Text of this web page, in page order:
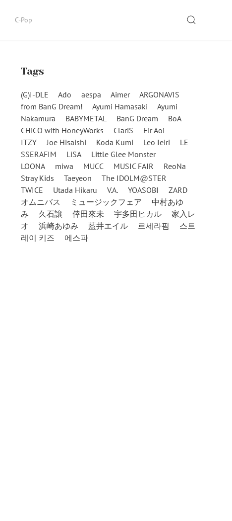
C-Pop SEARCH
Tags
(G)I-DLE Ado aespa Aimer
ARGONAVIS
from BanG Dream!
Ayumi Hamasaki
Ayumi
Nakamura
BABYMETAL BanG Dream
BoA
CHiCO with HoneyWorks
ClariS
Eir Aoi
ITZY
Joe Hisaishi Koda Kumi Leo Ieiri
LE
SSERAFIM
LiSA
Little Glee Monster
LOONA
miwa MUCC MUSIC FAIR
ReoNa
Stray Kids
Taeyeon
The IDOLM@STER
TWICE
Utada Hikaru V.A. YOASOBI
ZARD
オムニバス
ミュージックフェア
中村あゆ
み
久石譲 倖田來未 宇多田ヒカル
家入レ
オ
浜崎あゆみ 藍井エイル 르세라핌
스트
레이 키즈
에스파